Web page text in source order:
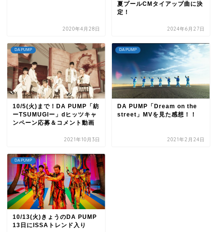
2020年4月28日
夏プールCMタイアップ曲に決
定！
2024年6月27日
DA PUMP
10/5(火)まで！DA PUMP「紡
ーTSUMUGIー」dヒッツキャ
ンペーン応募＆コメント動画
2021年10月3日
DA PUMP
DA PUMP「Dream on the
street」MVを見た感想！！
2021年2月24日
DA PUMP
10/13(火)きょうのDA PUMP
13日にISSAトレンド入り